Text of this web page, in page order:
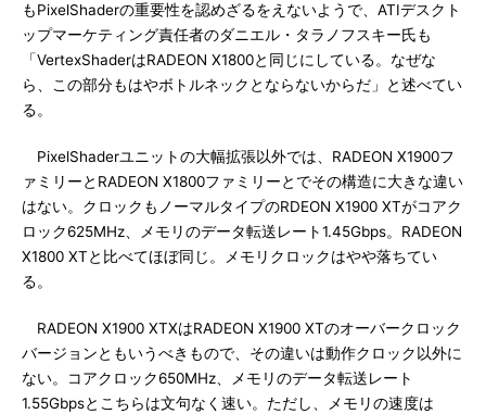
もPixelShaderの重要性を認めざるをえないようで、ATIデスクト
ップマーケティング責任者のダニエル・タラノフスキー氏も
「VertexShaderはRADEON X1800と同じにしている。なぜな
ら、この部分もはやボトルネックとならないからだ」と述べてい
る。
PixelShaderユニットの大幅拡張以外では、RADEON X1900フ
ァミリーとRADEON X1800ファミリーとでその構造に大きな違い
はない。クロックもノーマルタイプのRDEON X1900 XTがコアク
ロック625MHz、メモリのデータ転送レート1.45Gbps。RADEON
X1800 XTと比べてほぼ同じ。メモリクロックはやや落ちてい
る。
RADEON X1900 XTXはRADEON X1900 XTのオーバークロック
バージョンともいうべきもので、その違いは動作クロック以外に
ない。コアクロック650MHz、メモリのデータ転送レート
1.55Gbpsとこちらは文句なく速い。ただし、メモリの速度は